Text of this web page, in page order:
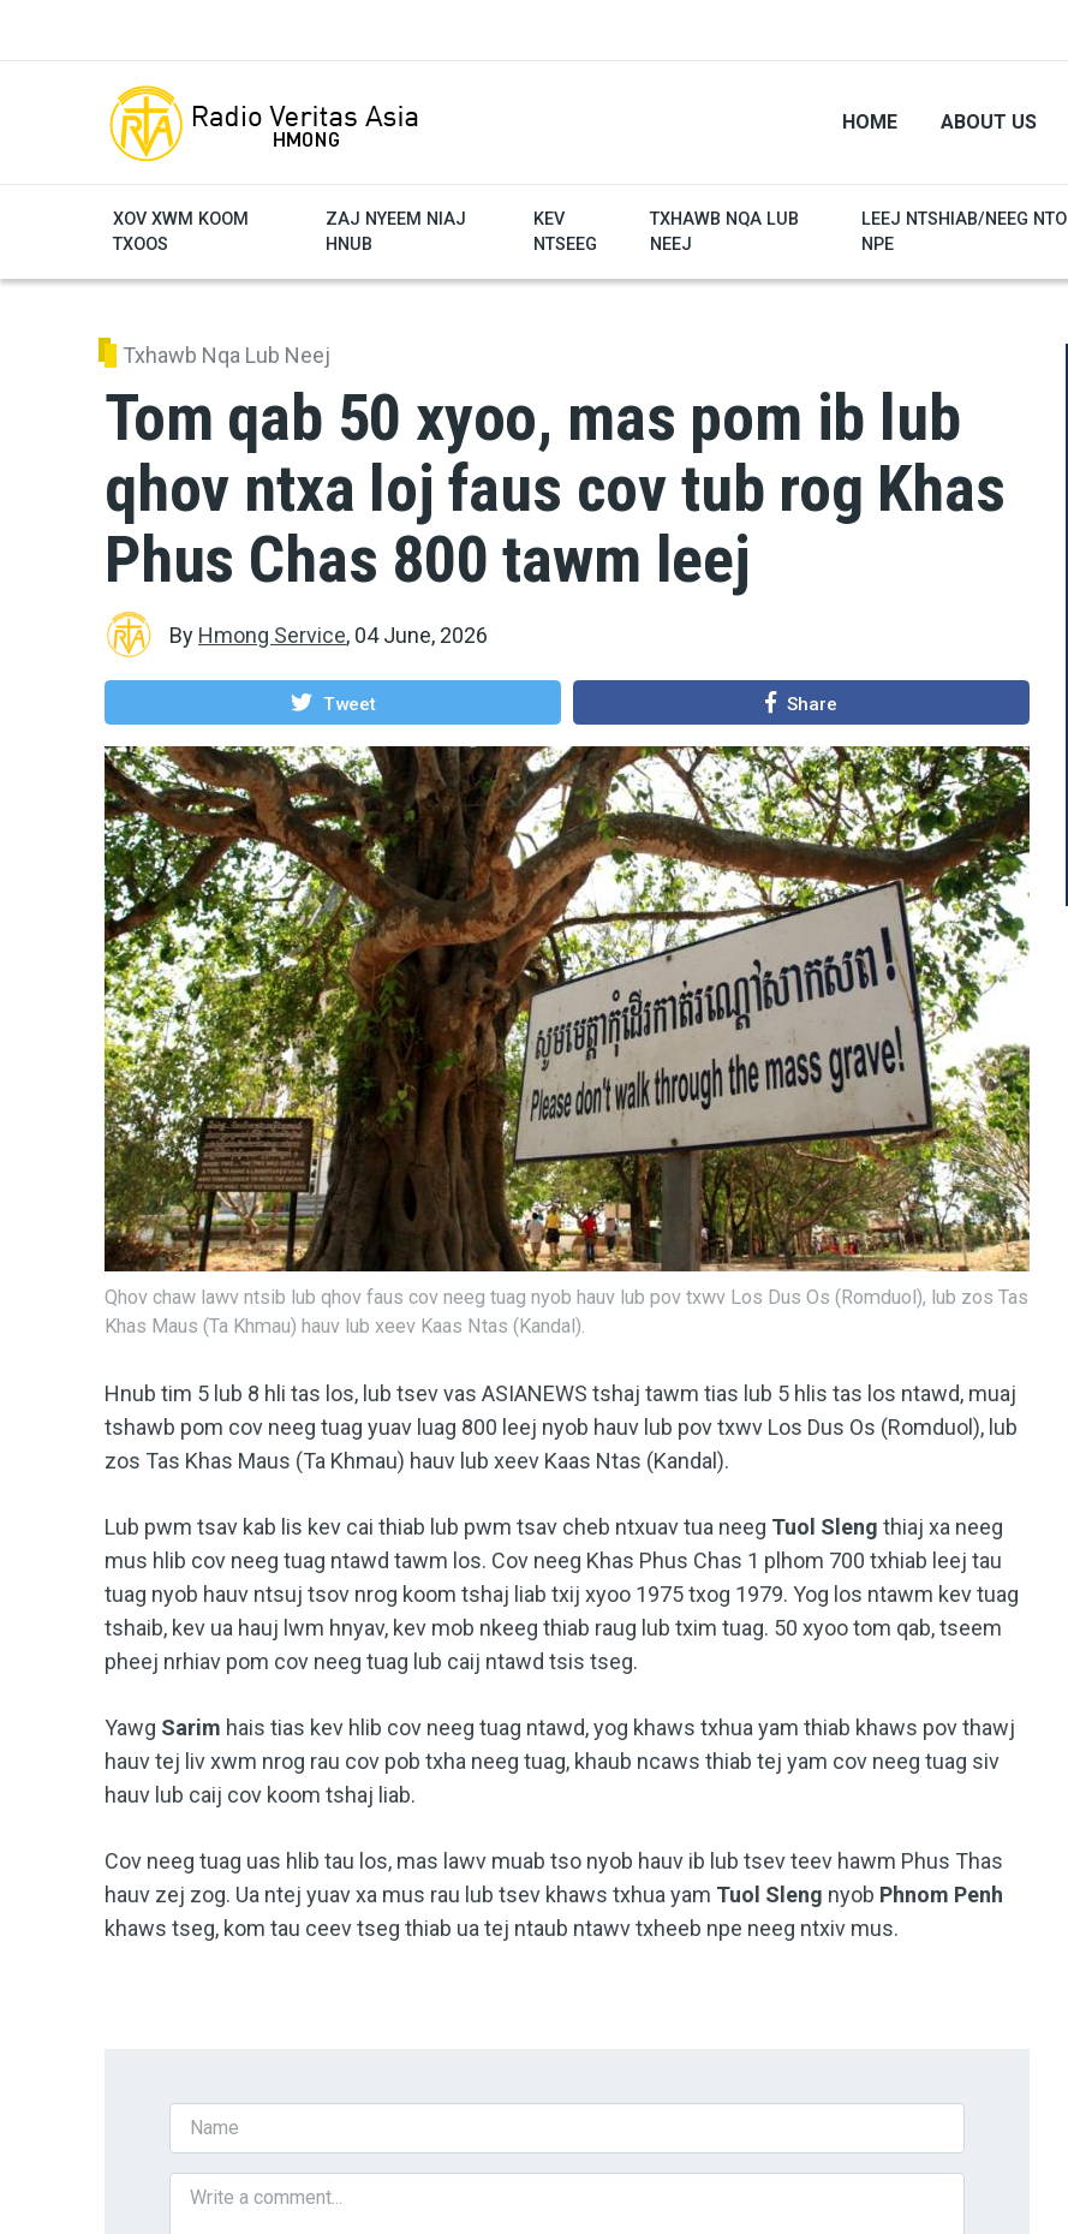
HOME ABOUT US
XOV XWM KOOM
TXOOS
ZAJ NYEEM NIAJ
HNUB
KEV
NTSEEG
TXHAWB NQA LUB
NEEJ
LEEJ NTSHIAB/NEEG NTO
NPE
Txhawb Nqa Lub Neej
Tom qab 50 xyoo, mas pom ib lub
qhov ntxa loj faus cov tub rog Khas
Phus Chas 800 tawm leej
By Hmong Service, 04 June, 2026
Tweet Share
Qhov chaw lawv ntsib lub qhov faus cov neeg tuag nyob hauv lub pov txwv Los Dus Os (Romduol), lub zos Tas
Khas Maus (Ta Khmau) hauv lub xeev Kaas Ntas (Kandal).
Hnub tim 5 lub 8 hli tas los, lub tsev vas ASIANEWS tshaj tawm tias lub 5 hlis tas los ntawd, muaj
tshawb pom cov neeg tuag yuav luag 800 leej nyob hauv lub pov txwv Los Dus Os (Romduol), lub
zos Tas Khas Maus (Ta Khmau) hauv lub xeev Kaas Ntas (Kandal).
Lub pwm tsav kab lis kev cai thiab lub pwm tsav cheb ntxuav tua neeg Tuol Sleng thiaj xa neeg
mus hlib cov neeg tuag ntawd tawm los. Cov neeg Khas Phus Chas 1 plhom 700 txhiab leej tau
tuag nyob hauv ntsuj tsov nrog koom tshaj liab txij xyoo 1975 txog 1979. Yog los ntawm kev tuag
tshaib, kev ua hauj lwm hnyav, kev mob nkeeg thiab raug lub txim tuag. 50 xyoo tom qab, tseem
pheej nrhiav pom cov neeg tuag lub caij ntawd tsis tseg.
Yawg Sarim hais tias kev hlib cov neeg tuag ntawd, yog khaws txhua yam thiab khaws pov thawj
hauv tej liv xwm nrog rau cov pob txha neeg tuag, khaub ncaws thiab tej yam cov neeg tuag siv
hauv lub caij cov koom tshaj liab.
Cov neeg tuag uas hlib tau los, mas lawv muab tso nyob hauv ib lub tsev teev hawm Phus Thas
hauv zej zog. Ua ntej yuav xa mus rau lub tsev khaws txhua yam Tuol Sleng nyob Phnom Penh
khaws tseg, kom tau ceev tseg thiab ua tej ntaub ntawv txheeb npe neeg ntxiv mus.